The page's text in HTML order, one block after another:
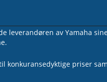
leverandøren av Yamaha
konkuransedyktige priser